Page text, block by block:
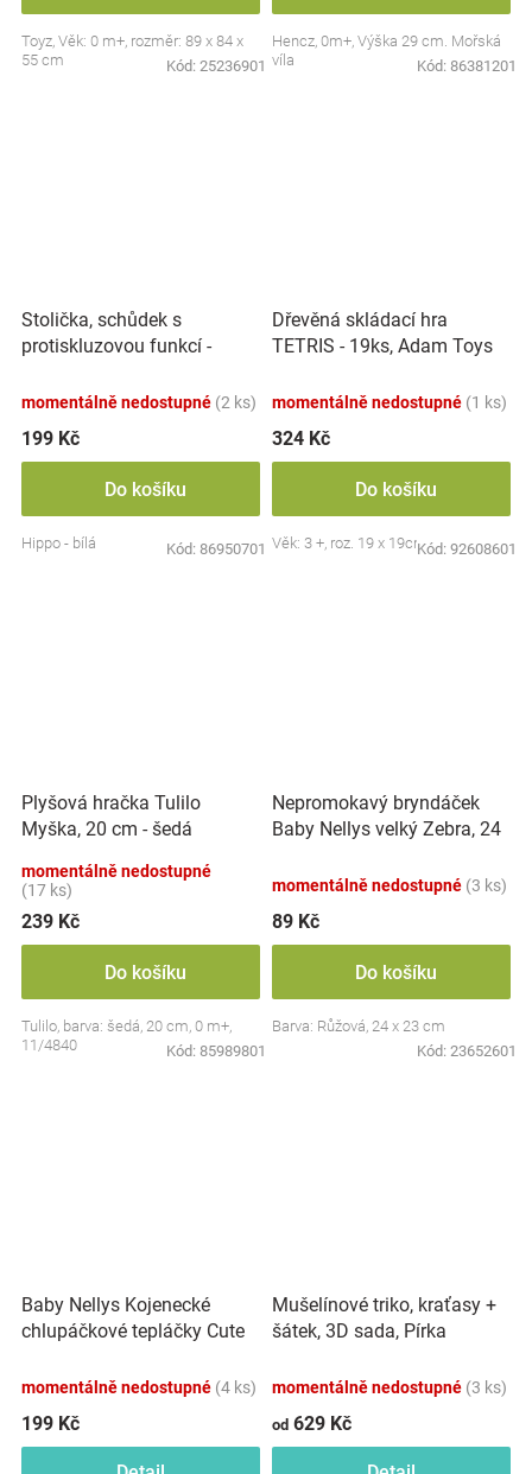
Toyz, Věk: 0 m+, rozměr: 89 x 84 x
55 cm
Kód: 25236901
Hencz, 0m+, Výška 29 cm. Mořská
víla
Kód: 86381201
Stolička, schůdek s
protiskluzovou funkcí -
momentálně nedostupné (2 ks)
199 Kč
Do košíku
Hippo - bílá Kód: 86950701
Dřevěná skládací hra
TETRIS - 19ks, Adam Toys
momentálně nedostupné (1 ks)
324 Kč
Do košíku
Věk: 3 +, roz. 19 x 19cmKód: 92608601
Plyšová hračka Tulilo
Myška, 20 cm - šedá
momentálně nedostupné
(17 ks)
239 Kč
Do košíku
Tulilo, barva: šedá, 20 cm, 0 m+,
11/4840
Kód: 85989801
Nepromokavý bryndáček
Baby Nellys velký Zebra, 24
momentálně nedostupné (3 ks)
89 Kč
Do košíku
Barva: Růžová, 24 x 23 cm
Kód: 23652601
Baby Nellys Kojenecké
chlupáčkové tepláčky Cute
momentálně nedostupné (4 ks)
199 Kč
Mušelínové triko, kraťasy +
šátek, 3D sada, Pírka
momentálně nedostupné (3 ks)
od 629 Kč